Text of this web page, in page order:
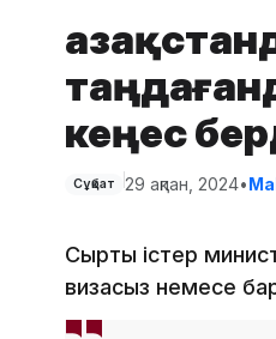
кеңес
Сұқбат 29 ақпан, 2024•
Сыртқы істер
визасыз немесе